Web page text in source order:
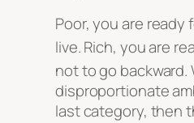
Poor, you are
live. Rich, you are
not to go backward.
disproportionate
last category, then